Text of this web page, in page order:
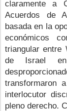
claramente a
Acuerdos de
basada en la
económicos
triangular entre
de Israel
transformaron
interlocutor
pleno derecho.